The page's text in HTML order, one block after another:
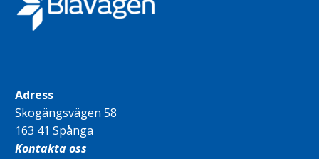
Adress
Skogängsvägen 58
163 41 Spånga
Kontakta oss